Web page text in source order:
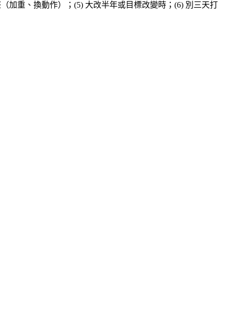
加重、換動作）；(5) 大改半年或目標改變時；(6) 別三天打